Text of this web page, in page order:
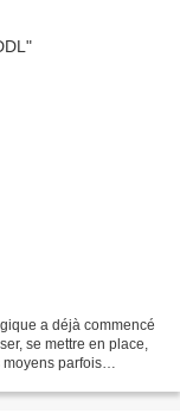
a déjà commencé
se mettre en place,
parfois